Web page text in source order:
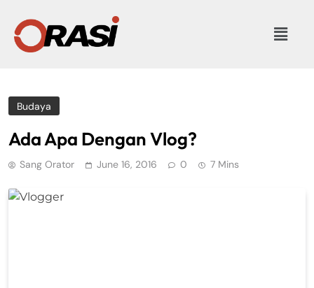
Budaya
Ada Apa Dengan Vlog?
Sang Orator June 16, 2016 0 7 Mins